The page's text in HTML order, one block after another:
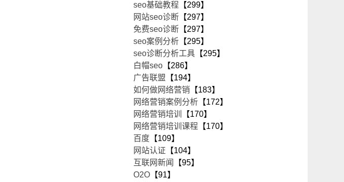
seo基础教程 【299】
网站seo诊断 【297】
免费seo诊断 【297】
seo案例分析 【295】
seo诊断分析工具 【295】
白帽seo 【286】
广告联盟 【194】
如何做网络营销 【183】
网络营销案例分析 【172】
网络营销培训
【170】
网络营销培训课程 【170】
百度 【109】
网站认证 【104】
互联网新闻
【95】
O2O 【91】